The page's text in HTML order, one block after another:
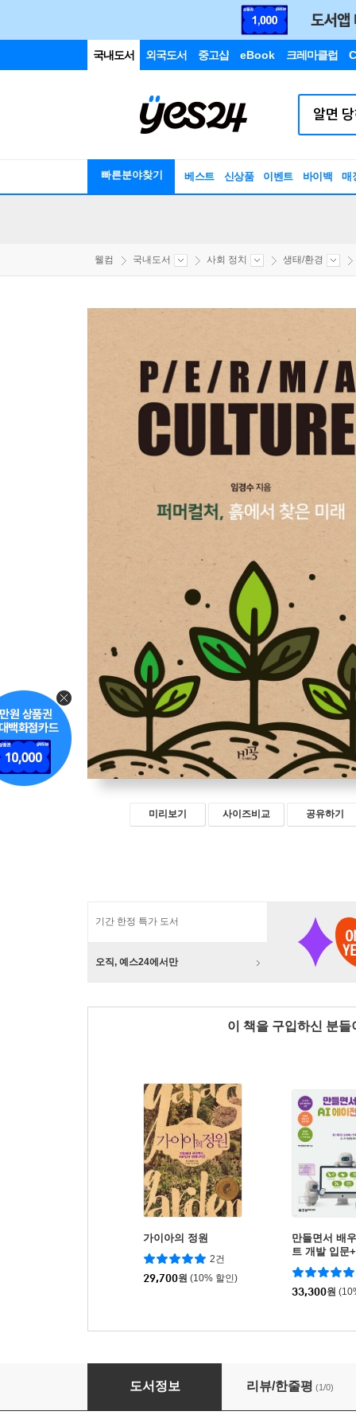
국내도서 외국도서 중고샵 eBook 크레마클럽
빠른분야찾기 베스트 신상품 이벤트 바이백 매
웰컴 국내도서 사회 정치 생태/환경
미리보기 사이즈비교 공유하기
기간 한정 특가 도서
오직, 예스24에서만
이 책을 구입하신 분
가이아의 정원
2건
29,700원 (10% 할인)
만들면서 배
트 개발 입문
33,300원
퍼머컬처
도서정보 리뷰/한줄평 (1/0)